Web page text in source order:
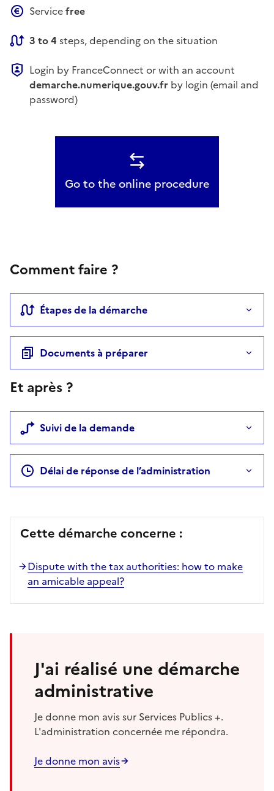
Servicefree
3 to 4 steps, depending on the situation
Login by FranceConnect or with an account
demarche.numerique.gouv.fr by login (email and
password)
Go to the online procedure
Comment faire ?
Étapes de la démarche
Documents à préparer
Et après ?
Suivi de la demande
Délai de réponse de l’administration
Cette démarche concerne :
Dispute with the tax authorities: how to make
an amicable appeal?
J'ai réalisé une démarche
administrative
Je donne mon avis sur Services Publics +.
L'administration concernée me répondra.
Je donne mon avis